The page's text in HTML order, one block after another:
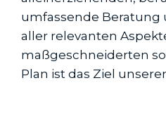
umfassende Beratung
aller relevanten
maßgeschneiderten
Plan ist das Ziel